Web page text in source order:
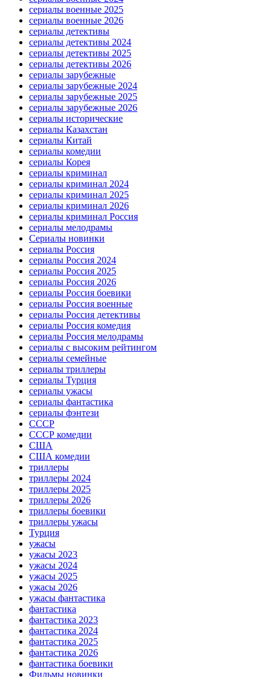
сериалы военные 2025
сериалы военные 2026
сериалы детективы
сериалы детективы 2024
сериалы детективы 2025
сериалы детективы 2026
сериалы зарубежные
сериалы зарубежные 2024
сериалы зарубежные 2025
сериалы зарубежные 2026
сериалы исторические
сериалы Казахстан
сериалы Китай
сериалы комедии
сериалы Корея
сериалы криминал
сериалы криминал 2024
сериалы криминал 2025
сериалы криминал 2026
сериалы криминал Россия
сериалы мелодрамы
Сериалы новинки
сериалы Россия
сериалы Россия 2024
сериалы Россия 2025
сериалы Россия 2026
сериалы Россия боевики
сериалы Россия военные
сериалы Россия детективы
сериалы Россия комедия
сериалы Россия мелодрамы
сериалы с высоким рейтингом
сериалы семейные
сериалы триллеры
сериалы Турция
сериалы ужасы
сериалы фантастика
сериалы фэнтези
СССР
СССР комедии
США
США комедии
триллеры
триллеры 2024
триллеры 2025
триллеры 2026
триллеры боевики
триллеры ужасы
Турция
ужасы
ужасы 2023
ужасы 2024
ужасы 2025
ужасы 2026
ужасы фантастика
фантастика
фантастика 2023
фантастика 2024
фантастика 2025
фантастика 2026
фантастика боевики
Фильмы новинки